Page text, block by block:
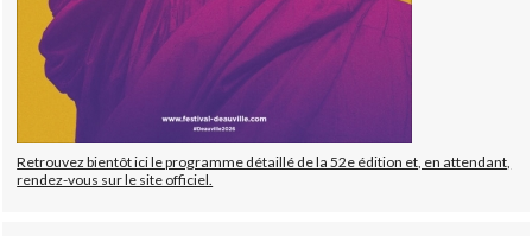
Retrouvez bientôt ici le programme détaillé de la 52e édition et, en attendant,
rendez-vous sur le site officiel.